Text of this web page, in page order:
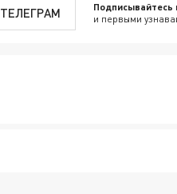
ТЕЛЕГРАМ Подписывайтесь
и первыми